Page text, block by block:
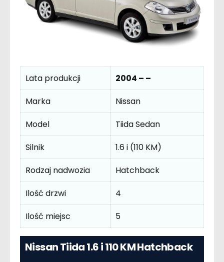
Lata produkcji
2004 – –
Marka
Nissan
Model
Tiida Sedan
Silnik
1.6 i (110 KM)
Rodzaj nadwozia
Hatchback
Ilość drzwi
4
Ilość miejsc
5
Nissan Tiida 1.6 i 110 KM Hatchback